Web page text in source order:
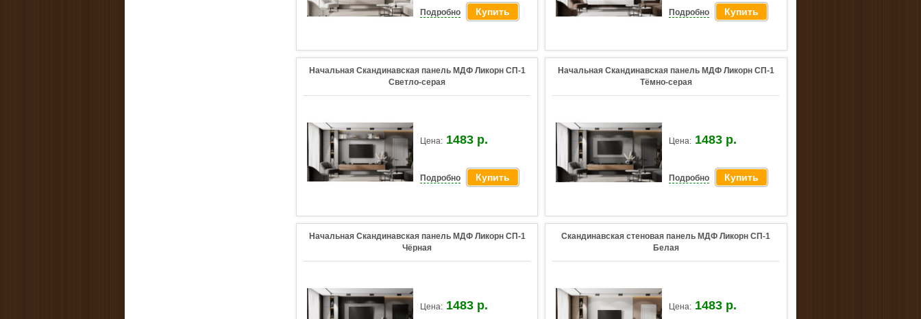
Подробно Купить Подробно Купить
Начальная Скандинавская панель МДФ Ликорн СП-1
Светло-серая
Цена: 1483 р.
Подробно Купить
Начальная Скандинавская панель МДФ Ликорн СП-1
Тёмно-серая
Цена: 1483 р.
Подробно Купить
Начальная Скандинавская панель МДФ Ликорн СП-1
Чёрная
Цена: 1483 р.
Скандинавская стеновая панель МДФ Ликорн СП-1
Белая
Цена: 1483 р.